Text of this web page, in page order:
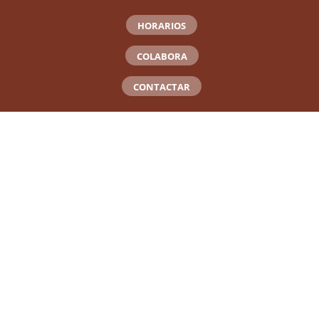
HORARIOS
COLABORA
CONTACTAR